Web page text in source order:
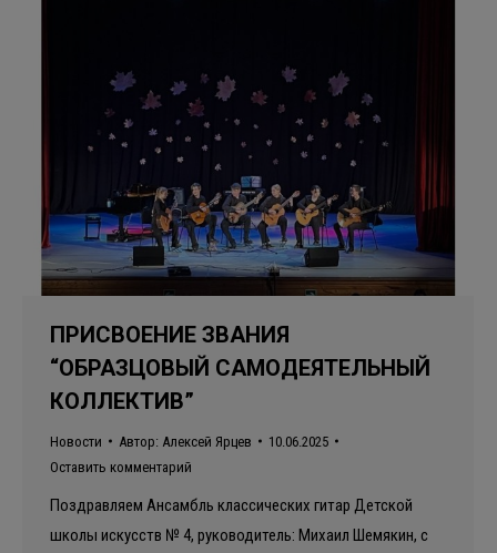
ПРИСВОЕНИЕ ЗВАНИЯ
“ОБРАЗЦОВЫЙ САМОДЕЯТЕЛЬНЫЙ
КОЛЛЕКТИВ”
Новости Автор: Алексей Ярцев
10.06.2025
Оставить комментарий
Поздравляем Ансамбль классических гитар Детской
школы искусств № 4, руководитель: Михаил Шемякин, с